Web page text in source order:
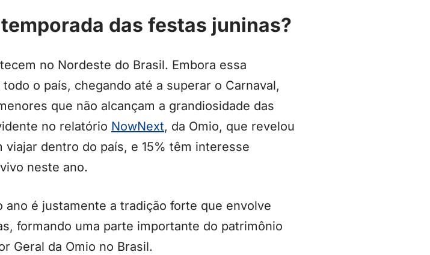
das festas juninas?
no Nordeste do Brasil. Embora essa
o país, chegando até a superar o Carnaval,
que não alcançam a grandiosidade das
no relatório NowNext, da Omio, que revelou
dentro do país, e 15% têm interesse
neste ano.
é justamente a tradição forte que envolve
formando uma parte importante do patrimônio
Geral da Omio no Brasil.